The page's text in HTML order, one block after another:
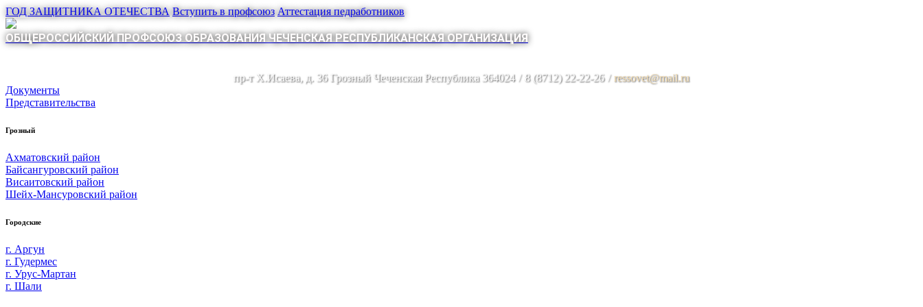
ГОД ЗАЩИТНИКА ОТЕЧЕСТВА Вступить в профсоюз Аттестация педработников
ОБЩЕРОССИЙСКИЙ ПРОФСОЮЗ ОБРАЗОВАНИЯ ЧЕЧЕНСКАЯ РЕСПУБЛИКАНСКАЯ ОРГАНИЗАЦИЯ
пр-т Х.Исаева, д. 36 Грозный Чеченская Республика 364024 / 8 (8712) 22-22-26 / ressovet@mail.ru
Документы
Представительства
Грозный
Ахматовский район
Байсангуровский район
Висаитовский район
Шейх-Мансуровский район
Городские
г. Аргун
г. Гудермес
г. Урус-Мартан
г. Шали